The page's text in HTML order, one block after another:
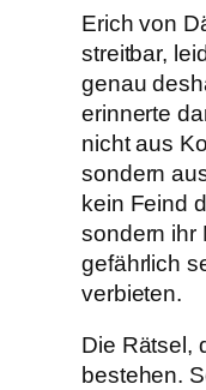
Erich von
streitbar,
genau
erinnerte
nicht aus
sondern
kein Feind
sondern ihr
gefährlich
verbieten.
Die Rätsel,
bestehen.